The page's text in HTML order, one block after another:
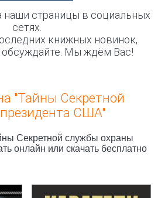
наши страницы в социальных
сетях.
книжных новинок,
обсуждайте. Мы ждём Вас!
"Тайны Секретной
США"
Секретной службы охраны
онлайн или скачать бесплатно